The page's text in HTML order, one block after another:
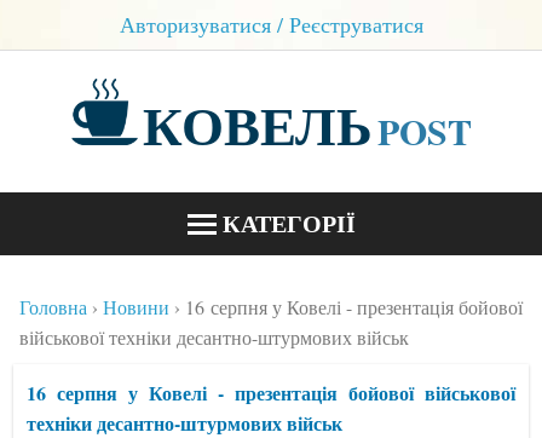
Авторизуватися / Реєструватися
КОВЕЛЬPOST
КАТЕГОРІЇ
БЛОГИ
Головна Новини
16 серпня у Ковелі - презентація бойової
військової техніки десантно-штурмових військ
16 серпня у Ковелі - презентація бойової військової
техніки десантно-штурмових військ